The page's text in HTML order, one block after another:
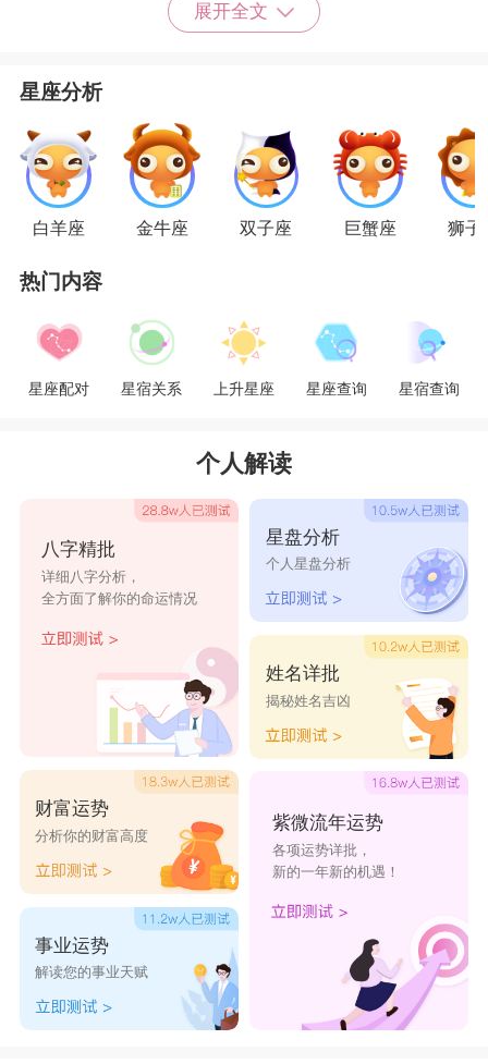
两个人都是缺乏安全感的，但是金牛是对物质与金钱
下对方有出轨的迹象，这两个星座的人搭配还是很完美
的。
星座乐原创文章，转载需注明出处
展开全文
星座分析
白羊座 金牛座 双子座 巨蟹座 狮子
热门内容
星座配对 星宿关系 上升星座 星座查询 星宿查询
个人解读
八字精批
详细八字分析，
全方面了解你的命运情况
财富运势
分析你的财富高度
事业运势
解读您的事业天赋
星盘分析
个人星盘分析
姓名详批
揭秘姓名吉凶
紫微流年运势
各项运势详批，
新的一年新的机遇！